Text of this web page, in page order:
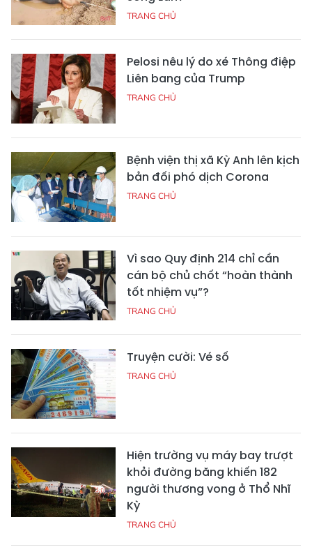
TRANG CHỦ
Pelosi nêu lý do xé Thông điệp
Liên bang của Trump
TRANG CHỦ
Bệnh viện thị xã Kỳ Anh lên kịch
bản đối phó dịch Corona
TRANG CHỦ
Vì sao Quy định 214 chỉ cần
cán bộ chủ chốt “hoàn thành
tốt nhiệm vụ”?
TRANG CHỦ
Truyện cười: Vé số
TRANG CHỦ
Hiện trường vụ máy bay trượt
khỏi đường băng khiến 182
người thương vong ở Thổ Nhĩ
Kỳ
TRANG CHỦ